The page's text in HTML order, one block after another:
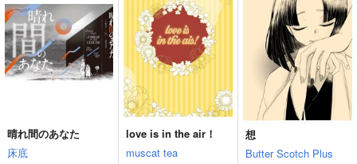
宇髄天元×不死川実弥
サンプル
作品詳細
宇髄天元×我妻善逸
サンプル
作品詳細
宇髄天元×煉獄杏寿郎
サンプル
作品詳細
晴れ間のあなた
床底
love is in the air！
muscat tea
想
Butter Scotch Plus